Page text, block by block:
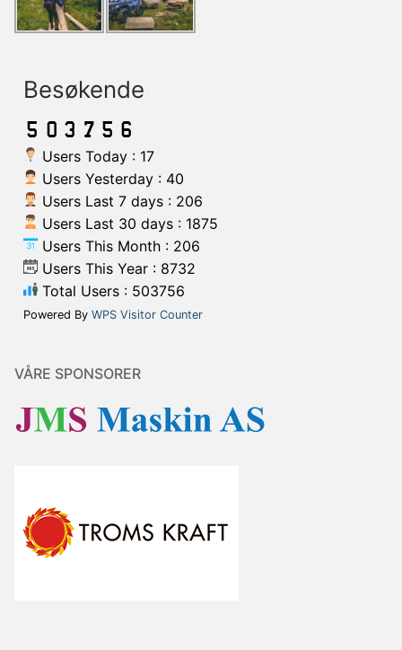
Besøkende
Users Today : 17
Users Yesterday : 40
Users Last 7 days : 206
Users Last 30 days : 1875
Users This Month : 206
Users This Year : 8732
Total Users : 503756
Powered By WPS Visitor Counter
VÅRE SPONSORER